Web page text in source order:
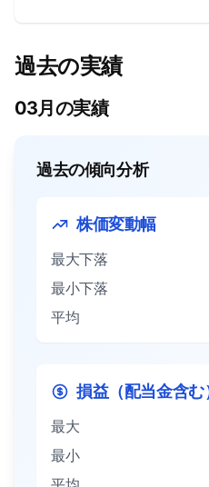
過去の実績
03月の実績
過去の傾向分析
株価変動幅
最大下落
最小下落
平均
損益（配当金含む
最大
最小